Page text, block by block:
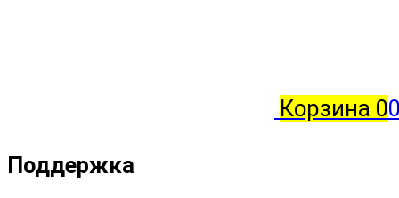
Корзина 0
Поддержка